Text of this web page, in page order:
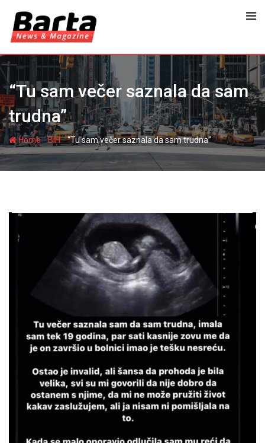
content
“Tu sam večer saznala da sam
trudna”
Home-BiH-“Tu sam večer saznala da sam trudna”